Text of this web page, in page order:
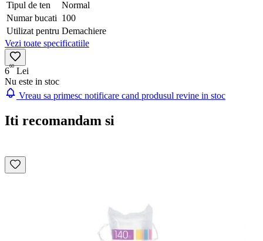
Tipul de ten
Normal
Numar bucati 100
Utilizat pentru Demachiere
Vezi toate specificatiile
660 Lei
Nu este in stoc
Vreau sa primesc notificare cand produsul revine in stoc
Iti recomandam si